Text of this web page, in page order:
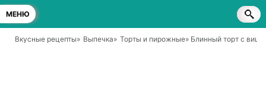
МЕНЮ
Вкусные рецепты» Выпечка» Торты и пирожные» Блинный торт с